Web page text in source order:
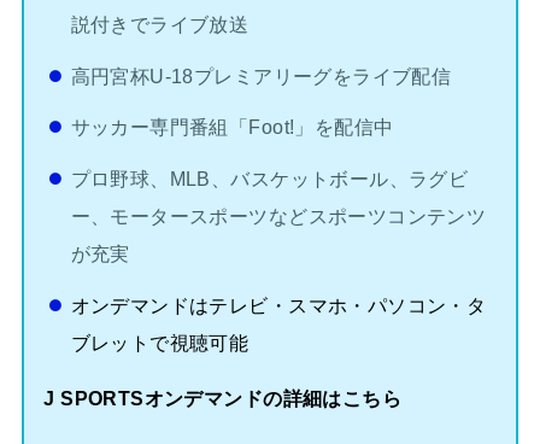
説付きでライブ放送
高円宮杯U-18プレミアリーグをライブ配信
サッカー専門番組「Foot!」を配信中
プロ野球、MLB、バスケットボール、ラグビ
ー、モータースポーツなどスポーツコンテンツ
が充実
オンデマンドはテレビ・スマホ・パソコン・タ
ブレットで視聴可能
J SPORTSオンデマンドの詳細はこちら